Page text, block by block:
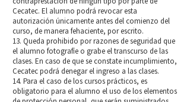
Cecatec. El alumno podrá revocar esta
autorización únicamente antes del comienzo del
curso, de manera fehaciente, por escrito.
13. Queda prohibido por razones de seguridad que
el alumno fotografíe o grabe el transcurso de las
clases. En caso de que se constate incumplimiento,
Cecatec podrá denegar el ingreso a las clases.
14. Para el caso de los cursos prácticos, es
obligatorio para el alumno el uso de los elementos